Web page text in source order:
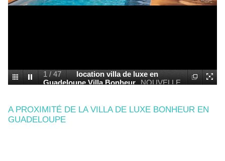
2 /47
la nouvelle piscine de la villa
de luxe Bonheur en
A PROXIMITÉ DE LA VILLA DE LUXE BONHEUR EN
GUADELOUPE